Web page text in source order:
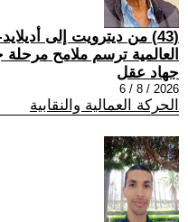
(43) من ديترويت إلى
العالمية ترسم ملامح مرحلة
جهاد عقل
2026 / 8 / 6
الحركة العمالية والنقابية